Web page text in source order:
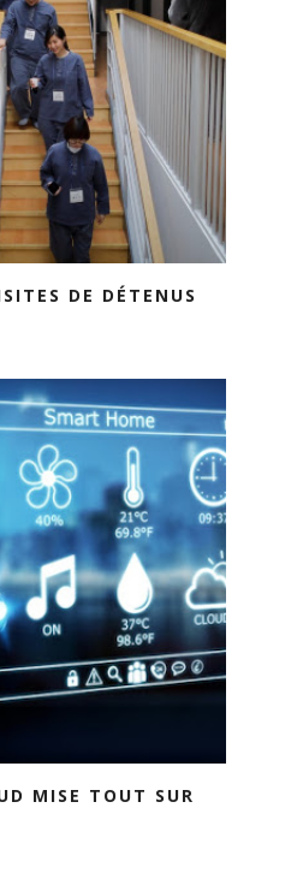
DE DÉTENUS
MISE TOUT SUR